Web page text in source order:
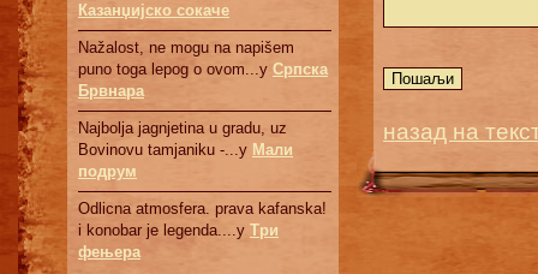
Казанџијско сокаче
Nažalost, ne mogu na napišem
puno toga lepog o ovom...у Српскa
Брвнaрa
Najbolja jagnjetina u gradu, uz
Bovinovu tamjaniku -...у Мали
подрум
Odlicna atmosfera. prava kafanska!
i konobar je legenda....у Три
фењера
назад на